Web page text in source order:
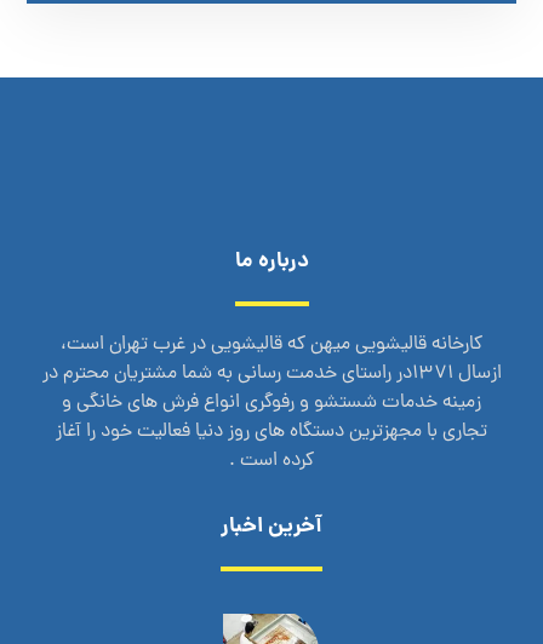
درباره ما
کارخانه قالیشویی میهن که قالیشویی در غرب تهران است،
ازسال 1371در راستای خدمت رسانی به شما مشتریان محترم در
زمینه خدمات شستشو و رفوگری انواع فرش های خانگی و
تجاری با مجهزترین دستگاه های روز دنیا فعالیت خود را آغاز
کرده است .
آخرین اخبار